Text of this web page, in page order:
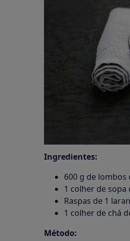
Ingredientes:
600 g de
1 colher de sopa
Raspas de 1
1 colher de chá
Método: